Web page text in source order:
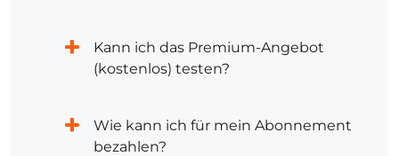
Kann ich das Premium-Angebot
(kostenlos) testen?
Wie kann ich für mein Abonnement
bezahlen?